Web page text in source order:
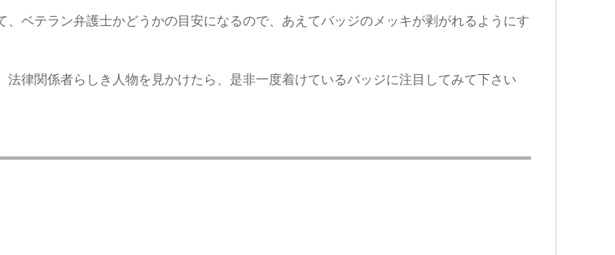
ベテラン弁護士かどうかの目安になるので、あえてバッジのメッキが剥がれるようにす
律関係者らしき人物を見かけたら、是非一度着けているバッジに注目してみて下さい